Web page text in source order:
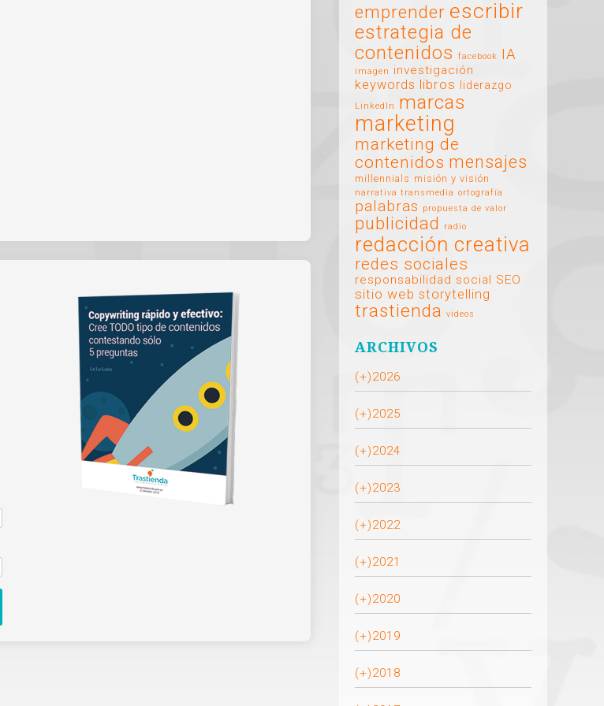
emprender escribir
estrategia de
contenidos
facebook IA
imagen investigación
keywords libros liderazgo
LinkedIn marcas
marketing
marketing de
contenidos mensajes
millennials misión y visión
narrativa transmedia ortografía
palabras propuesta de valor
publicidad radio
redacción creativa
redes sociales
responsabilidad social SEO
sitio web storytelling
trastienda videos
ARCHIVOS
(+)2026
(+)2025
(+)2024
(+)2023
(+)2022
(+)2021
(+)2020
(+)2019
(+)2018